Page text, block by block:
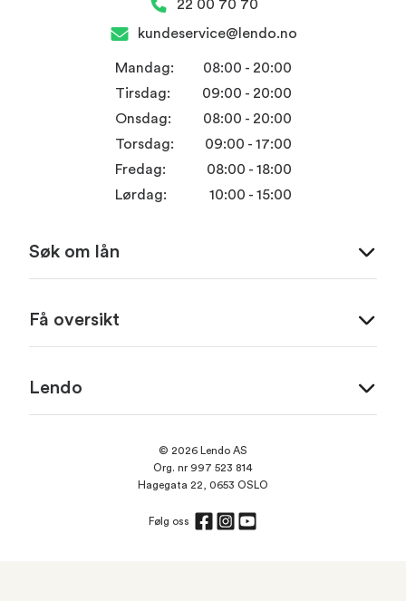
22 00 70 70
kundeservice@lendo.no
Mandag:
08:00 - 20:00
Tirsdag:
09:00 - 20:00
Onsdag:
08:00 - 20:00
Torsdag:
09:00 - 17:00
Fredag:
08:00 - 18:00
Lørdag:
10:00 - 15:00
Søk om lån
Få oversikt
Lendo
© 2026 Lendo AS
Org. nr 997 523 814
Hagegata 22, 0653 OSLO
Følg oss